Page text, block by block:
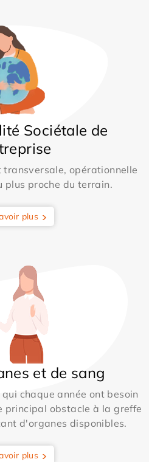
Sociétale de
transversale, opérationnelle
plus proche du terrain.
plus
et de sang
chaque année ont besoin
principal obstacle à la greffe
d'organes disponibles.
plus